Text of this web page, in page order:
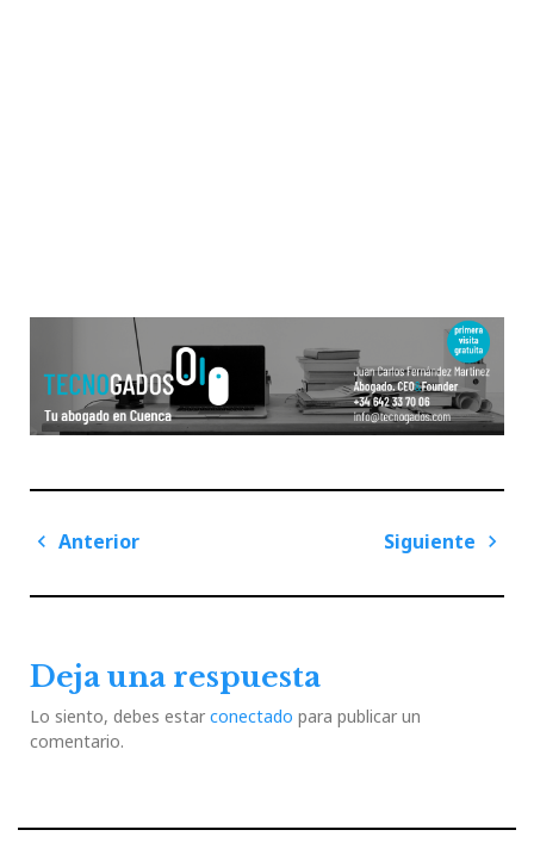
Navegación
entradas
Anterior
Siguiente
Deja una respuesta
Lo siento, debes estar conectado para publicar un
comentario.